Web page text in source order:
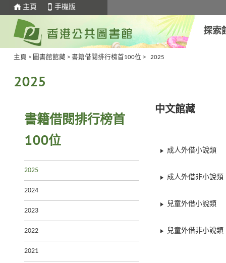
主頁 手機版
探索
主頁 > 圖書館館藏 > 書籍借閱排行榜首100位 > 2025
2025
書籍借閱排行榜首
100位
2025
2024
2023
2022
2021
中文館藏
成人外借小說類
成人外借非小說類
兒童外借小說類
兒童外借非小說類